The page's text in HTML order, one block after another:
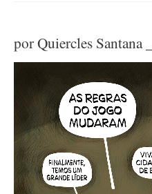
por Quiercles Santana __